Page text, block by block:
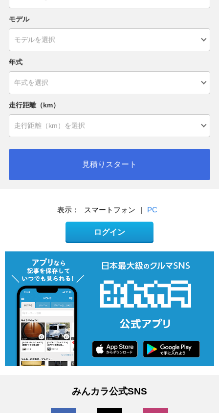
モデル
年式
走行距離（km）
見積りスタート
表示： スマートフォン | PC
ログイン
みんカラ公式SNS